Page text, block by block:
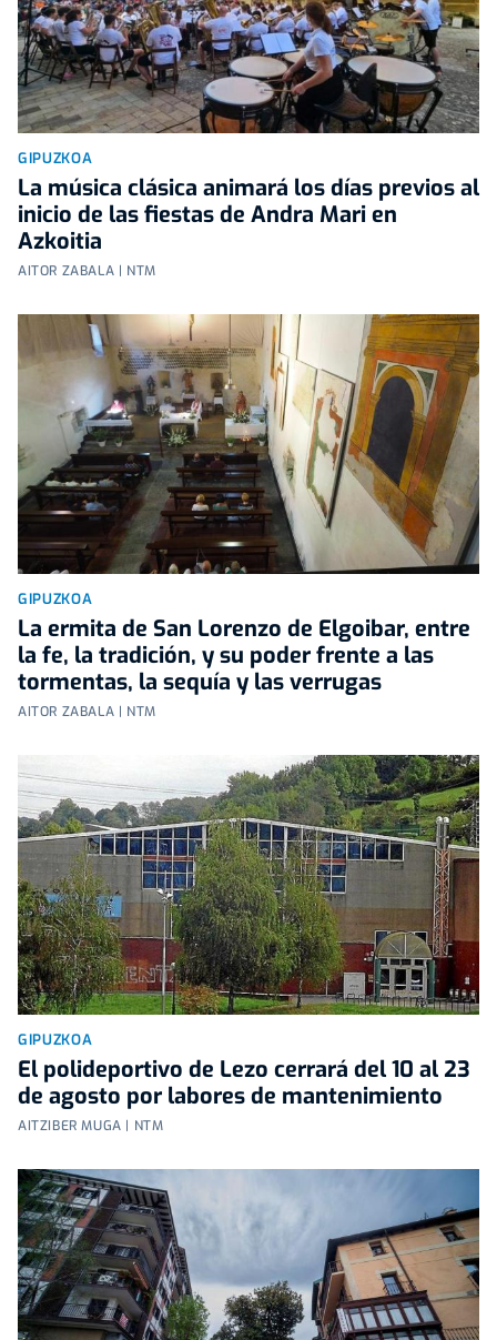
GIPUZKOA
La música clásica animará los días previos al
inicio de las fiestas de Andra Mari en
Azkoitia
AITOR ZABALA | NTM
GIPUZKOA
La ermita de San Lorenzo de Elgoibar, entre
la fe, la tradición, y su poder frente a las
tormentas, la sequía y las verrugas
AITOR ZABALA | NTM
GIPUZKOA
El polideportivo de Lezo cerrará del 10 al 23
de agosto por labores de mantenimiento
AITZIBER MUGA | NTM